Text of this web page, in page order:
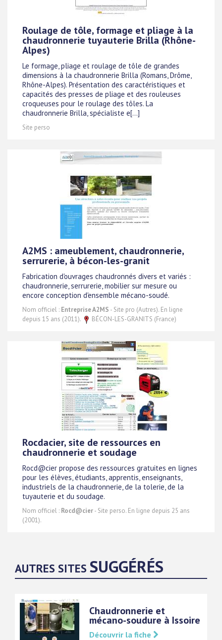
Roulage de tôle, formage et pliage à la
chaudronnerie tuyauterie Brilla (Rhône-
Alpes)
Le formage, pliage et roulage de tôle de grandes
dimensions à la chaudronnerie Brilla (Romans, Drôme,
Rhône-Alpes). Présentation des caractéristiques et
capacités des presses de pliage et des rouleuses
croqueuses pour le roulage des tôles. La
chaudronnerie Brilla, spécialiste e[...]
Site perso
A2MS : ameublement, chaudronnerie,
serrurerie, à bécon-les-granit
Fabrication d'ouvrages chaudronnés divers et variés :
chaudronnerie, serrurerie, mobilier sur mesure ou
encore conception d'ensemble mécano-soudé.
Nom officiel : Entreprise A2MS - Site pro (Autres). En ligne
depuis 15 ans (2011).
BÉCON-LES-GRANITS (France)
Rocdacier, site de ressources en
chaudronnerie et soudage
Rocd@cier propose des ressources gratuites en lignes
pour les élèves, étudiants, apprentis, enseignants,
industriels de la chaudronnerie, de la tolerie, de la
tuyauterie et du soudage.
Nom officiel : Rocd@cier- Site perso. En ligne depuis 25 ans
(2001).
AUTRES SITES SUGGÉRÉS
Chaudronnerie et
mécano-soudure à Issoire
Découvrir la fiche